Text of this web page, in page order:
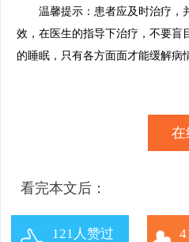
温馨提示：患者应及时治疗，并
效，在医生的指导下治疗，不要盲
的睡眠，只有各方面面才能缓解病
在
看完本文后：
121人赞过